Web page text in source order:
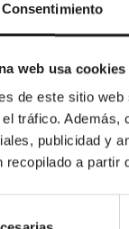
Consentimiento
web usa cookies
de este sitio
tráfico. Además,
publicidad y
recopilado a partir